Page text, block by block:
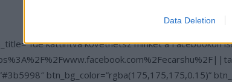
Data Deletion
kattintva követhetsz minket a Facebookon
btn_bg_color=”rgba(175,175,175,0.15)”